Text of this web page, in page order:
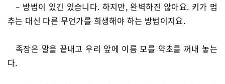
– 방법이 있긴 있습니다. 하지만, 완벽하진 않아요. 키가 멈
추는 대신 다른 무언가를 희생해야 하는 방법이지요.
족장은 말을 끝내고 우리 앞에 이름 모를 약초를 꺼내 놓는
다.